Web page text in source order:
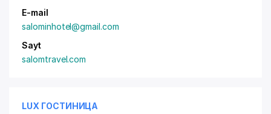
E-mail
salominhotel@gmail.com
Sayt
salomtravel.com
LUX ГОСТИНИЦА